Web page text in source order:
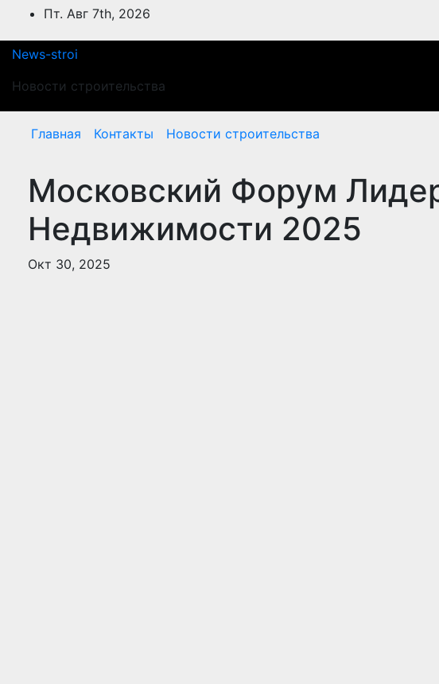
Перейти
содержимому
Пт. Авг 7th, 2026
News-stroi
Новости строительства
Главная Контакты Новости строительства
Московский Форум
Недвижимости 2025
Окт 30, 2025